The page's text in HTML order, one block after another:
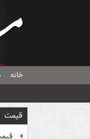
خانه
قیمت